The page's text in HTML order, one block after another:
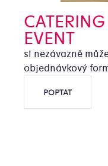
EVENT
si nezávazně
objednávkový
POPTAT